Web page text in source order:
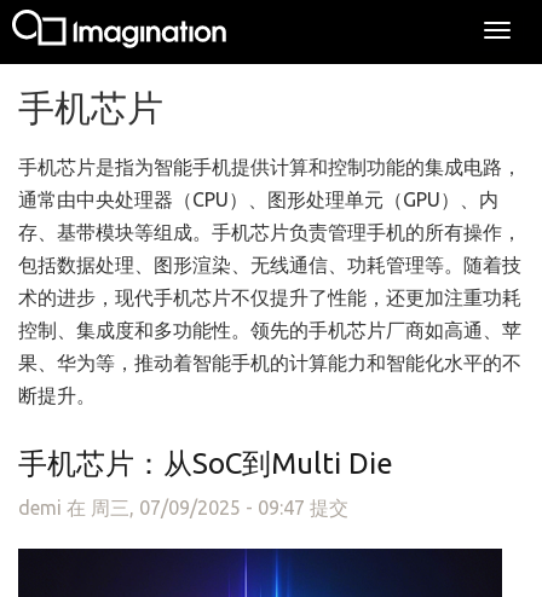
手机芯片
手机芯片是指为智能手机提供计算和控制功能的集成电路，
通常由中央处理器（CPU）、图形处理单元（GPU）、内
存、基带模块等组成。手机芯片负责管理手机的所有操作，
包括数据处理、图形渲染、无线通信、功耗管理等。随着技
术的进步，现代手机芯片不仅提升了性能，还更加注重功耗
控制、集成度和多功能性。领先的手机芯片厂商如高通、苹
果、华为等，推动着智能手机的计算能力和智能化水平的不
断提升。
手机芯片：从SoC到Multi Die
demi 在 周三, 07/09/2025 - 09:47 提交